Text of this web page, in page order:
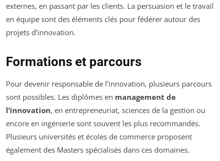
externes, en passant par les clients. La persuasion et le travail
en équipe sont des éléments clés pour fédérer autour des
projets d’innovation.
Formations et parcours
Pour devenir responsable de l’innovation, plusieurs parcours
sont possibles. Les diplômes en management de
l’innovation, en entrepreneuriat, sciences de la gestion ou
encore en ingénierie sont souvent les plus recommandés.
Plusieurs universités et écoles de commerce proposent
également des Masters spécialisés dans ces domaines.